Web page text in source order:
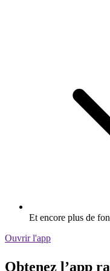
Et encore plus de
Ouvrir l'app
Obtenez l’app